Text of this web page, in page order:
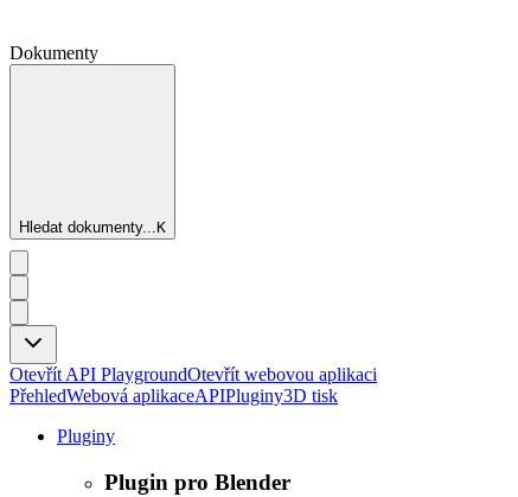
Dokumenty
Hledat dokumenty...K
Otevřít API PlaygroundOtevřít webovou aplikaci
PřehledWebová aplikaceAPIPluginy3D tisk
Pluginy
Plugin pro Blender